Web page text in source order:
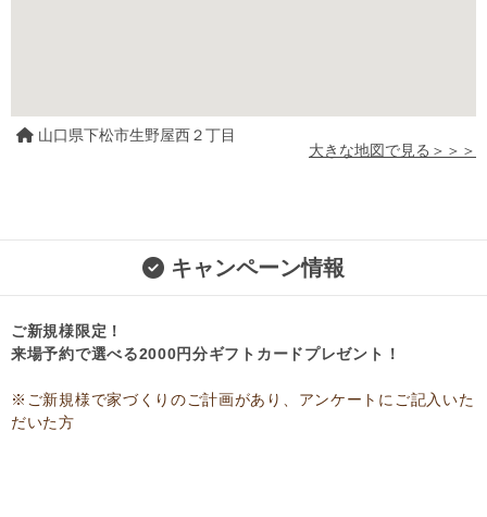
山口県下松市生野屋西２丁目
大きな地図で見る＞＞＞
キャンペーン情報
ご新規様限定！
来場予約で選べる2000円分ギフトカードプレゼント！
※ご新規様で家づくりのご計画があり、アンケートにご記入いた
だいた方